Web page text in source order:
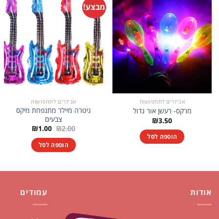
אביזרים לתחפושות
מרקס- רעשן אור גדול
₪3.50
הוספה לסל
מבצע!
אביזרים לתחפושות
גיטרה מיילר מתנפחת מיקס
צבעים
₪2.00 המחיר
היה:
₪2.00.
₪1.00 המחיר
הוא:
₪1.00. הוספה לסל
אודות עמודים